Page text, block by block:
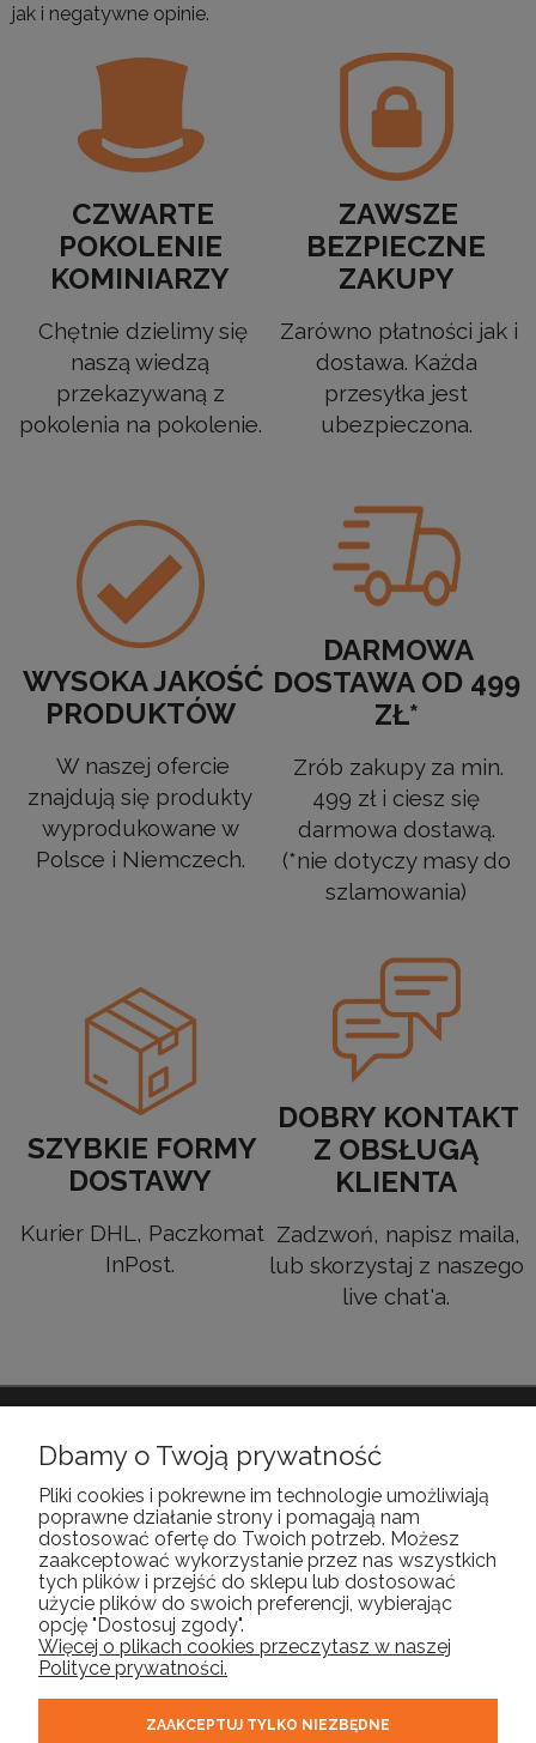
jak i negatywne opinie.
CZWARTE
POKOLENIE
KOMINIARZY
Chętnie dzielimy się
naszą wiedzą
przekazywaną z
pokolenia na pokolenie.
ZAWSZE
BEZPIECZNE
ZAKUPY
Zarówno płatności jak i
dostawa. Każda
przesyłka jest
ubezpieczona.
WYSOKA JAKOŚĆ
PRODUKTÓW
W naszej ofercie
znajdują się produkty
wyprodukowane w
Polsce i Niemczech.
DARMOWA
DOSTAWA OD 499
ZŁ*
Zrób zakupy za min.
499 zł i ciesz się
darmowa dostawą.
(*nie dotyczy masy do
szlamowania)
SZYBKIE FORMY
DOSTAWY
Kurier DHL, Paczkomat
InPost.
DOBRY KONTAKT
Z OBSŁUGĄ
KLIENTA
Zadzwoń, napisz maila,
lub skorzystaj z naszego
live chat'a.
POMOC
MOJE KONTO
PŁATNOŚCI I DOSTAWA
INFORMACJE
O NAS
Dbamy o Twoją prywatność
Pliki cookies i pokrewne im technologie umożliwiają
poprawne działanie strony i pomagają nam
dostosować ofertę do Twoich potrzeb. Możesz
zaakceptować wykorzystanie przez nas wszystkich
tych plików i przejść do sklepu lub dostosować
użycie plików do swoich preferencji, wybierając
opcję "Dostosuj zgody".
Więcej o plikach cookies przeczytasz w naszej
Polityce prywatności.
ZAAKCEPTUJ TYLKO NIEZBĘDNE